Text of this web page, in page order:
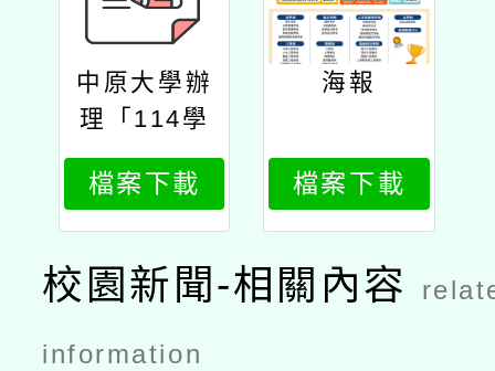
中原大學辦
理「114學
年度第1學
期學士、碩
士學分專班
（隨班附
讀）」招生
公文
檔案下載
海報
檔案下載
校園新聞-相關內容
information